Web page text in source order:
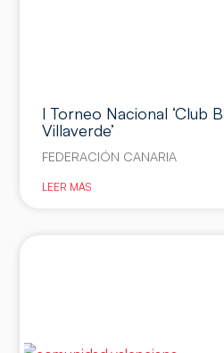
I Torneo Nacional ‘Club
Villaverde’
FEDERACIÓN CANARIA
LEER MÁS